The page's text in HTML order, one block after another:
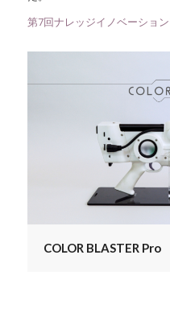
第7回ナレッジイノベーショ
COLOR BLASTER Pro